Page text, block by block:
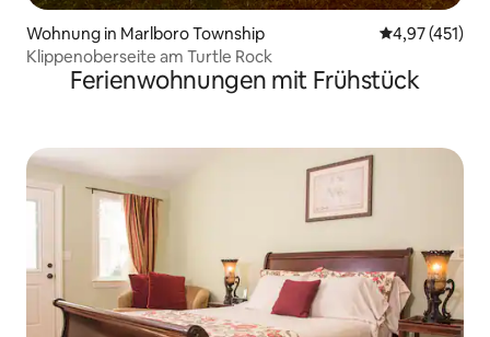
Wohnung in Marlboro Township
4,97 (451)
Klippenoberseite am Turtle Rock
Ferienwohnungen mit Frühstück